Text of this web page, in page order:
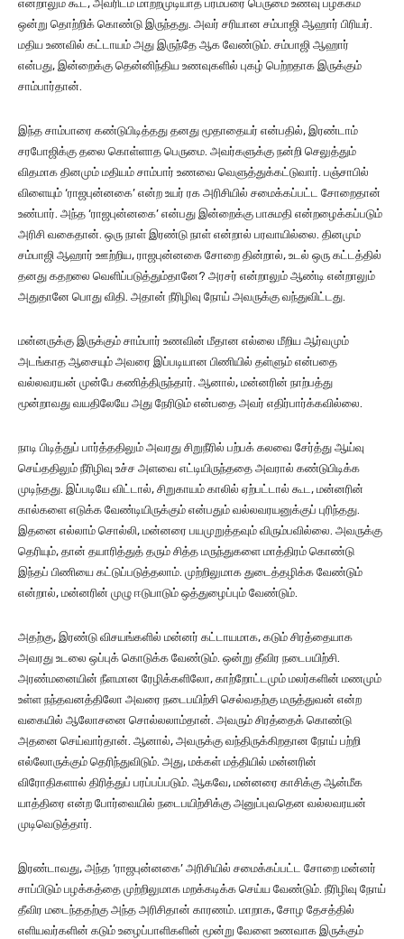
என்றாலும் கூட, அவரிடம் மாற்றமுடியாத பரம்பரை பெருமை உணவு பழக்கம்
ஒன்று தொற்றிக் கொண்டு இருந்தது. அவர் சரியான சம்பாஜி ஆஹார் பிரியர்.
மதிய உணவில் கட்டாயம் அது இருந்தே ஆக வேண்டும். சம்பாஜி ஆஹார்
என்பது, இன்றைக்கு தென்னிந்திய உணவுகளில் புகழ் பெற்றதாக இருக்கும்
சாம்பார்தான்.
இந்த சாம்பாரை கண்டுபிடித்தது தனது மூதாதையர் என்பதில், இரண்டாம்
சரபோஜிக்கு தலை கொள்ளாத பெருமை. அவர்களுக்கு நன்றி செலுத்தும்
விதமாக தினமும் மதியம் சாம்பார் உணவை வெளுத்துக்கட்டுவார். பஞ்சாபில்
விளையும் ‘ராஜபுன்னகை’ என்ற உயர் ரக அரிசியில் சமைக்கப்பட்ட சோறைதான்
உண்பார். அந்த ‘ராஜபுன்னகை’ என்பது இன்றைக்கு பாசுமதி என்றழைக்கப்படும்
அரிசி வகைதான். ஒரு நாள் இரண்டு நாள் என்றால் பரவாயில்லை. தினமும்
சம்பாஜி ஆஹார் ஊற்றிய, ராஜபுன்னகை சோறை தின்றால், உடல் ஒரு கட்டத்தில்
தனது கதறலை வெளிப்படுத்தும்தானே? அரசர் என்றாலும் ஆண்டி என்றாலும்
அதுதானே பொது விதி. அதான் நீரிழிவு நோய் அவருக்கு வந்துவிட்டது.
மன்னருக்கு இருக்கும் சாம்பார் உணவின் மீதான எல்லை மீறிய ஆர்வமும்
அடங்காத ஆசையும் அவரை இப்படியான பிணியில் தள்ளும் என்பதை
வல்லவரயன் முன்பே கணித்திருந்தார். ஆனால், மன்னரின் நாற்பத்து
மூன்றாவது வயதிலேயே அது நேரிடும் என்பதை அவர் எதிர்பார்க்கவில்லை.
நாடி பிடித்துப் பார்த்ததிலும் அவரது சிறுநீரில் பற்பக் கலவை சேர்த்து ஆய்வு
செய்ததிலும் நீரிழிவு உச்ச அளவை எட்டியிருந்ததை அவரால் கண்டுபிடிக்க
முடிந்தது. இப்படியே விட்டால், சிறுகாயம் காலில் ஏற்பட்டால் கூட, மன்னரின்
கால்களை எடுக்க வேண்டியிருக்கும் என்பதும் வல்லவரயனுக்குப் புரிந்தது.
இதனை எல்லாம் சொல்லி, மன்னரை பயமுறுத்தவும் விரும்பவில்லை. அவருக்கு
தெரியும், தான் தயாரித்துத் தரும் சித்த மருந்துகளை மாத்திரம் கொண்டு
இந்தப் பிணியை கட்டுப்படுத்தலாம். முற்றிலுமாக துடைத்தழிக்க வேண்டும்
என்றால், மன்னரின் முழு ஈடுபாடும் ஒத்துழைப்பும் வேண்டும்.
அதற்கு, இரண்டு விசயங்களில் மன்னர் கட்டாயமாக, கடும் சிரத்தையாக
அவரது உடலை ஒப்புக் கொடுக்க வேண்டும். ஒன்று தீவிர நடைபயிற்சி.
அரண்மனையின் நீளமான ரேழிக்களிலோ, காற்றோட்டமும் மலர்களின் மணமும்
உள்ள நந்தவனத்திலோ அவரை நடைபயிற்சி செல்வதற்கு மருத்துவன் என்ற
வகையில் ஆலோசனை சொல்லலாம்தான். அவரும் சிரத்தைக் கொண்டு
அதனை செய்வார்தான். ஆனால், அவருக்கு வந்திருக்கிறதான நோய் பற்றி
எல்லோருக்கும் தெரிந்துவிடும். அது, மக்கள் மத்தியில் மன்னரின்
விரோதிகளால் திரித்துப் பரப்பப்படும். ஆகவே, மன்னரை காசிக்கு ஆன்மீக
யாத்திரை என்ற போர்வையில் நடைபயிற்சிக்கு அனுப்புவதென வல்லவரயன்
முடிவெடுத்தார்.
இரண்டாவது, அந்த ‘ராஜபுன்னகை’ அரிசியில் சமைக்கப்பட்ட சோறை மன்னர்
சாப்பிடும் பழக்கத்தை முற்றிலுமாக மறக்கடிக்க செய்ய வேண்டும். நீரிழிவு நோய்
தீவிர மடைந்ததற்கு அந்த அரிசிதான் காரணம். மாறாக, சோழ தேசத்தில்
எளியவர்களின் கடும் உழைப்பாளிகளின் மூன்று வேளை உணவாக இருக்கும்